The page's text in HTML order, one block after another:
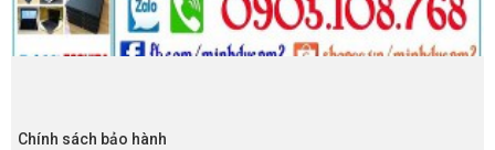
Chính sách bảo hành